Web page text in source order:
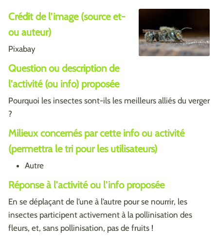
Crédit de l'image (source et-
ou auteur)
Pixabay
Question ou description de
l'activité (ou info) proposée
Pourquoi les insectes sont-ils les meilleurs alliés du verger
?
Milieux concernés par cette info ou activité
(permettra le tri pour les utilisateurs)
Autre
Réponse à l'activité ou l'info proposée
En se déplaçant de l’une à l’autre pour se nourrir, les
insectes participent activement à la pollinisation des
fleurs, et, sans pollinisation, pas de fruits !